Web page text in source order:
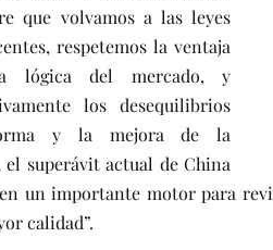
que volvamos a las leyes
respetemos la ventaja
lógica del mercado, y
los desequilibrios
y la mejora de la
el superávit actual de China
un importante motor para
calidad”.